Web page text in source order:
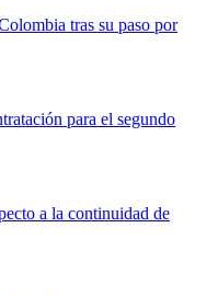
tras su paso por
para el segundo
a la continuidad de